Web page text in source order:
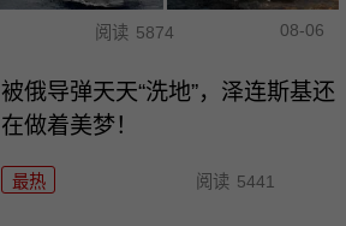
阅读 5874 08-06
被俄导弹天天“洗地”，泽连斯基还
在做着美梦！
最热 阅读 5441